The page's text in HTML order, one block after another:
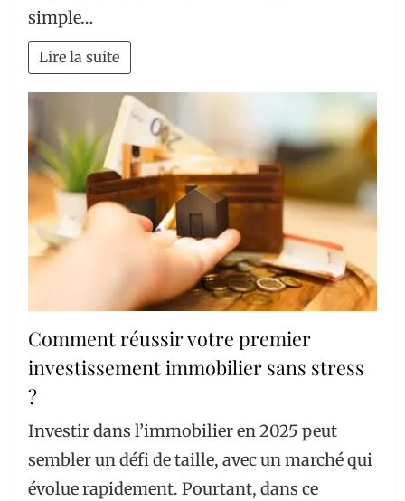
simple…
Lire la suite
Comment réussir votre premier
investissement immobilier sans stress
?
Investir dans l’immobilier en 2025 peut
sembler un défi de taille, avec un marché qui
évolue rapidement. Pourtant, dans ce